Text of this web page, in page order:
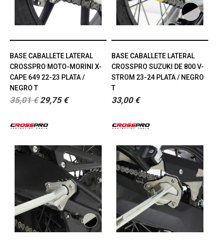
BASE CABALLETE LATERAL
CROSSPRO MOTO-MORINI X-
CAPE 649 22-23 PLATA /
NEGRO T
35,01 € 29,75 €
BASE CABALLETE LATERAL
CROSSPRO SUZUKI DE 800 V-
STROM 23-24 PLATA / NEGRO
T
33,00 €